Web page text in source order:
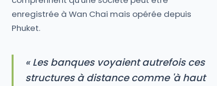
enregistrée à Wan Chai mais opérée depuis
Phuket.
« Les banques voyaient autrefois ces
structures à distance comme 'à haut